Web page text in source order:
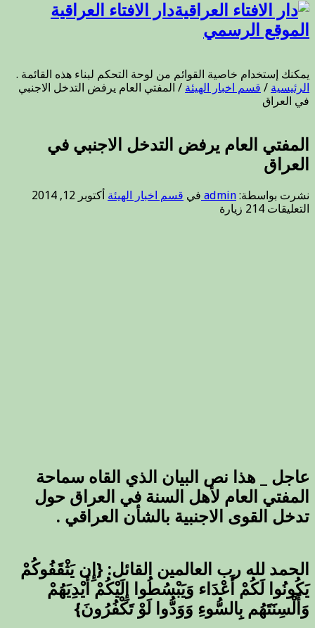
دار الافتاء العراقية
الموقع الرسمي
يمكنك إستخدام خاصية القوائم من لوحة التحكم لبناء هذه القائمة .
الرئيسية / قسم اخبار الهيئة / المفتي العام يرفض التدخل الاجنبي
في العراق
المفتي العام يرفض التدخل الاجنبي في
العراق
نشرت بواسطة: admin في قسم اخبار الهيئة أكتوبر 12, 2014
التعليقات على
214 زيارة
عاجل _ هذا نص البيان الذي القاه سماحة
المفتي العام لأهل السنة في العراق حول
تدخل القوى الاجنبية بالشأن العراقي .
الحمد لله رب العالمين القائل: {إِن يَثْقَفُوكُمْ
يَكُونُوا لَكُمْ أَعْدَاء وَيَبْسُطُوا إِلَيْكُمْ أَيْدِيَهُمْ
وَأَلْسِنَتَهُم بِالسُّوءِ وَوَدُّوا لَوْ تَكْفُرُونَ}